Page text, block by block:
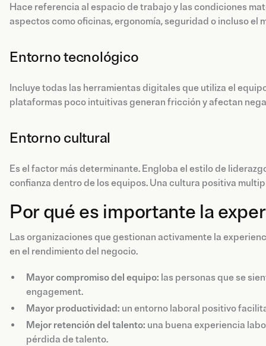
Hace referencia al espacio de trabajo y las condiciones
aspectos como oficinas, ergonomía, seguridad o incluso el
Entorno tecnológico
Incluye todas las herramientas digitales que utiliza el
plataformas poco intuitivas generan fricción y afectan
Entorno cultural
Es el factor más determinante. Engloba el estilo de
confianza dentro de los equipos. Una cultura positiva
Por qué es importante la
Las organizaciones que gestionan activamente la
en el rendimiento del negocio.
Mayor compromiso del equipo: las personas que se
engagement.
Mayor productividad: un entorno laboral positivo
Mejor retención del talento: una buena experiencia
pérdida de talento.